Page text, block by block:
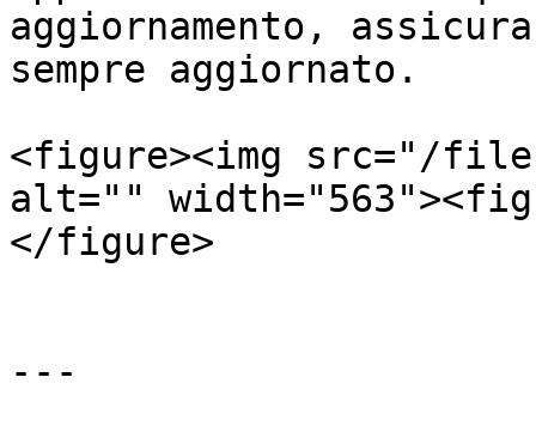
aggiornamento,
sempre aggiornato.
<figure><img src="/files/
alt=""
</figure>
---